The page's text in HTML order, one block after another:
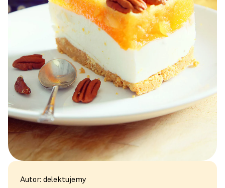
Autor: delektujemy